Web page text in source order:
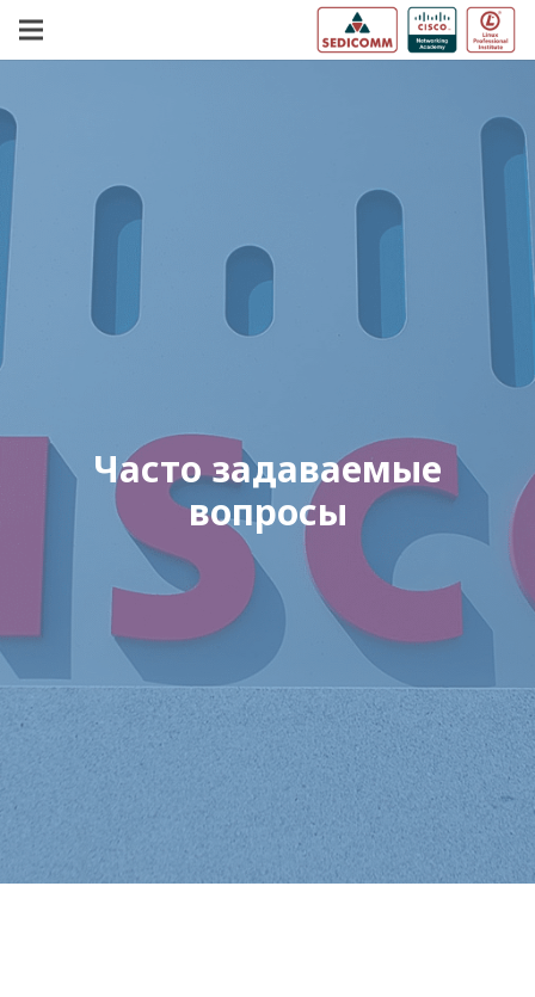
Часто задаваемые
вопросы